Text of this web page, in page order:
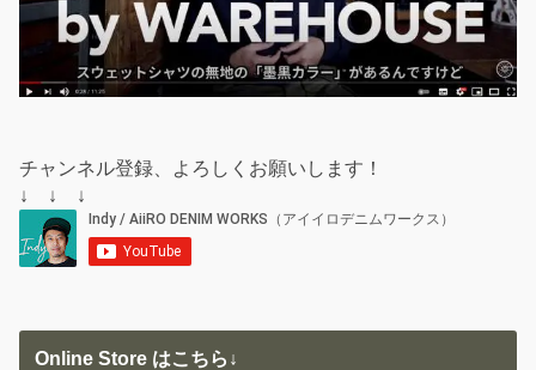
チャンネル登録、よろしくお願いします！
↓ ↓ ↓
Online Store はこちら↓